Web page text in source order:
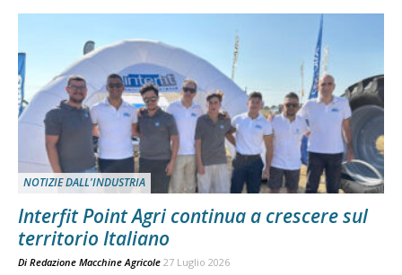
NOTIZIE DALL'INDUSTRIA
Interfit Point Agri continua a crescere sul
territorio Italiano
Di Redazione Macchine Agricole 27 Luglio 2026